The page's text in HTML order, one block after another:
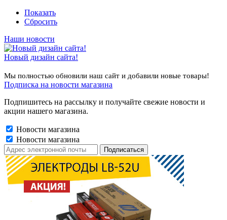
Показать
Сбросить
Наши новости
Новый дизайн сайта!
Мы полностью обновили наш сайт и добавили новые товары!
Подписка на новости магазина
Подпишитесь на рассылку и получайте свежие новости и
акции нашего магазина.
Новости магазина
Новости магазина